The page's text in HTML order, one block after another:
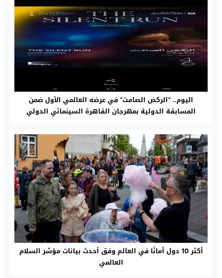
اليوم.. “الركض الصامت” في عرضه العالمي الأول ضمن
المسابقة الدولية بمهرجان القاهرة السينمائي الدولي
أكثر 10 دول أمانًا في العالم وفق أحدث بيانات مؤشر السلام
العالمي